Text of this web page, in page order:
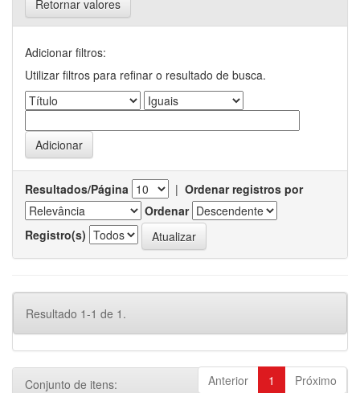
Retornar valores
Adicionar filtros:
Utilizar filtros para refinar o resultado de busca.
Resultados/Página | Ordenar registros por
Ordenar
Registro(s)
Resultado 1-1 de 1.
Anterior 1 Próximo
Conjunto de itens: